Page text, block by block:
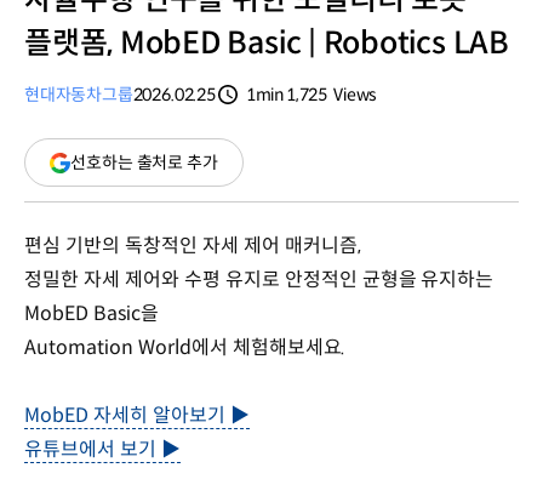
플랫폼, MobED Basic | Robotics LAB
현대자동차그룹2026.02.25
1min1,725 Views
선호하는 출처로 추가(새
창
편심 기반의 독창적인 자세 제어 매커니즘,
정밀한 자세 제어와 수평 유지로 안정적인 균형을 유지하는
MobED Basic을
Automation World에서 체험해보세요.
MobED 자세히 알아보기 ▶
유튜브에서 보기 ▶